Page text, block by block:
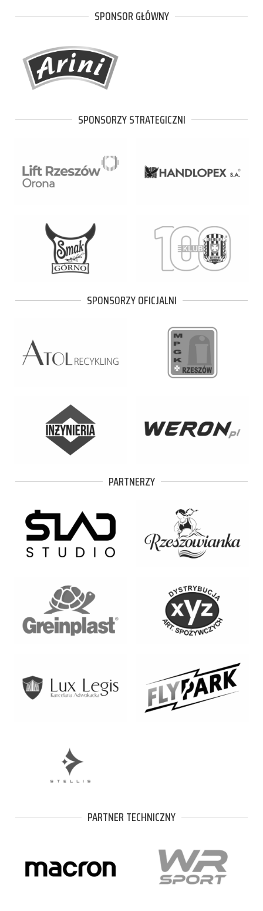
SPONSOR GŁÓWNY
SPONSORZY STRATEGICZNI
SPONSORZY OFICJALNI
PARTNERZY
PARTNER TECHNICZNY